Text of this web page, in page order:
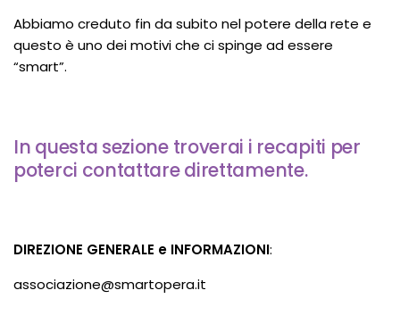
Abbiamo creduto fin da subito nel potere della rete e
questo è uno dei motivi che ci spinge ad essere
“smart”.
In questa sezione troverai i recapiti per
poterci contattare direttamente.
DIREZIONE GENERALE e INFORMAZIONI:
associazione@smartopera.it